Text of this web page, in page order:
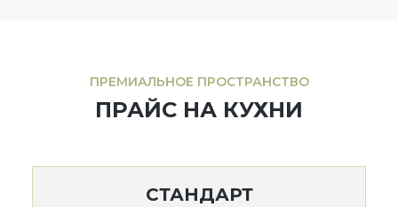
ПРЕМИАЛЬНОЕ ПРОСТРАНСТВО
ПРАЙС НА КУХНИ
СТАНДАРТ